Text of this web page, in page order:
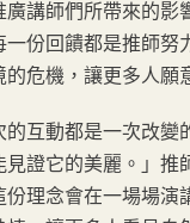
廣講師們所帶來的
份回饋都是推師
危機，讓更多人願
動都是一次改變的
證它的美麗。」推
理念會在一場場演